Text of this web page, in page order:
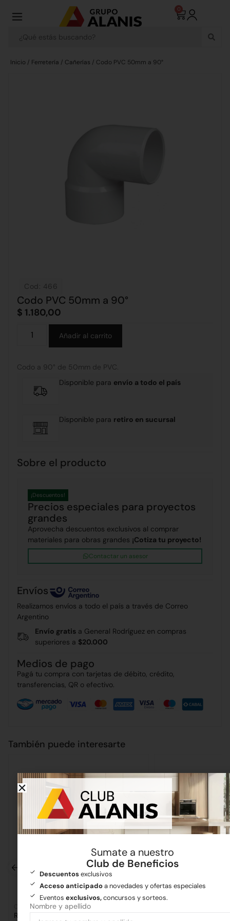
0
Inicio / Ferretería / Cañerías / Codo PVC 50mm a 90°
Cod: 466
Codo PVC 50mm a 90°
$ 1.180,00
Añadir al carrito
Codo a 90° de 50mm de PVC.
Disponible para envío a todo el país
Disponible para retiro en sucursal
Sobre el producto
Precios especiales para proyectos
grandes
¡Descuentos!
Aprovecha descuentos exclusivos al comprar
materiales para obras grandes ¡Cotiza tu proyecto!
Contactar un asesor
Envíos
Realizamos envíos a todo el país a través de Correo
Argentino
Envío gratis a General Rodríguez en compras
superiores a $20.000
Medios de pago
Pagá tu compra con tarjetas de débito, crédito,
transferencias, QR o efectivo.
También puede interesarte
Cañerías
Ramal PVC 100 a 90° Maza de 1kg
Sumate a nuestro
Club de Beneficios
Descuentosexclusivos
Acceso anticipadoa novedades y ofertas especiales
Eventos exclusivos,concursos y sorteos.
Nombre y apellido